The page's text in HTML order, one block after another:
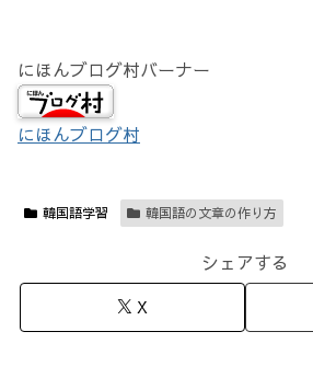
にほんブログ村バーナー
にほんブログ村
韓国語学習 韓国語の文章の作り方
シェアする
X